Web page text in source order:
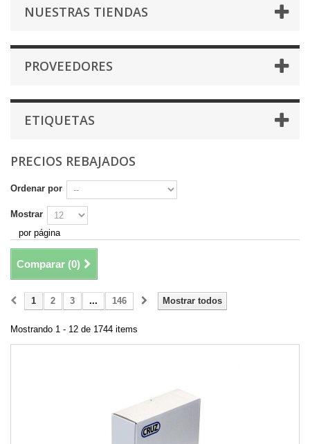
NUESTRAS TIENDAS
PROVEEDORES
ETIQUETAS
PRECIOS REBAJADOS
Ordenar por
Mostrar
por página
Comparar (0)
Mostrar todos
1 2 3 ... 146
Mostrando 1 - 12 de 1744 items